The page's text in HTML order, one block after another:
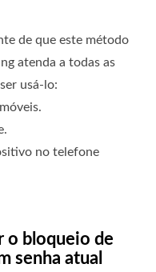
de que este método
atenda a todas as
usá-lo:
no telefone
o bloqueio de
senha atual